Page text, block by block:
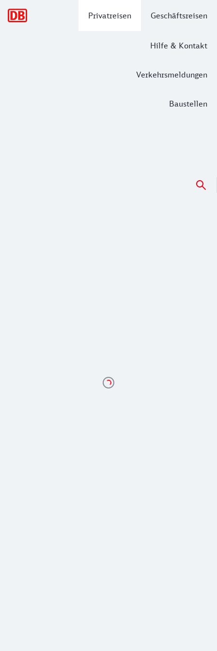
Privatreisen Geschäftsreisen
Hilfe & Kontakt
Verkehrsmeldungen
Baustellen